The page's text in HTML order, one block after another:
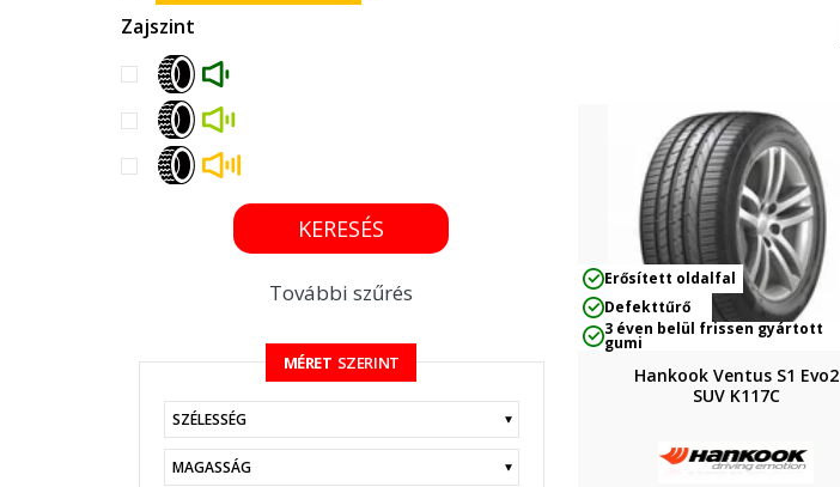
Zajszint
KERESÉS
További szűrés
MÉRET SZERINT
Erősített oldalfal
Defekttűrő
3 éven belül frissen gyártott
gumi
Hankook Ventus S1 Evo2
SUV K117C